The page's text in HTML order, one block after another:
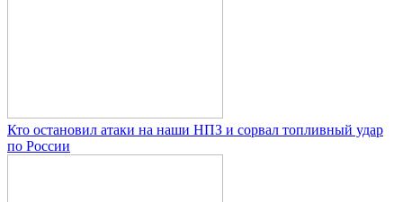
Кто остановил атаки на наши НПЗ и сорвал топливный удар
по России